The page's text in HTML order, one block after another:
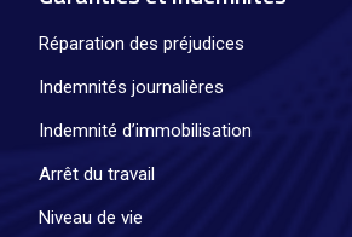
Réparation des préjudices
Indemnités journalières
Indemnité d’immobilisation
Arrêt du travail
Niveau de vie